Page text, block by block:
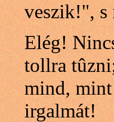
veszik!", s
Elég!
tollra
mind, mint
irgalmát!